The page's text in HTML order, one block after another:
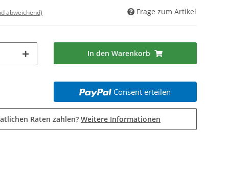
abweichend) Frage zum Artikel
In den Warenkorb
Consent erteilen
Raten zahlen? Weitere Informationen